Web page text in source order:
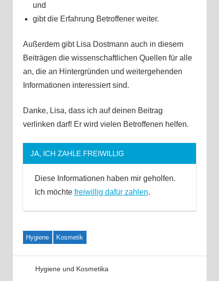
und
gibt die Erfahrung Betroffener weiter.
Außerdem gibt Lisa Dostmann auch in diesem
Beiträgen die wissenschaftlichen Quellen für alle
an, die an Hintergründen und weitergehenden
Informationen interessiert sind.
Danke, Lisa, dass ich auf deinen Beitrag
verlinken darf! Er wird vielen Betroffenen helfen.
JA, ICH ZAHLE FREIWILLIG
Diese Informationen haben mir geholfen.
Ich möchte freiwillig dafür zahlen.
Hygiene Kosmetik
Hygiene und Kosmetika